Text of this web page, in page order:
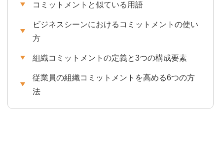
コミットメントと似ている用語
ビジネスシーンにおけるコミットメントの使い
方
組織コミットメントの定義と3つの構成要素
従業員の組織コミットメントを高める6つの方
法